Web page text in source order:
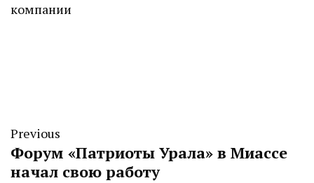
компании
Previous
Форум «Патриоты Урала» в Миассе
начал свою работу